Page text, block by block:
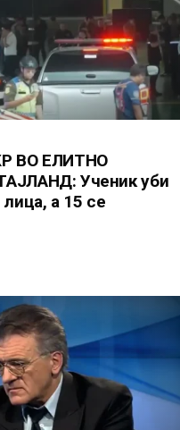
ВО ЕЛИТНО
Ученик уби
а 15 се